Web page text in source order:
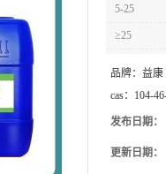
5-25
≥25
品牌： 益康
cas： 104-
发布日期：
更新日期：